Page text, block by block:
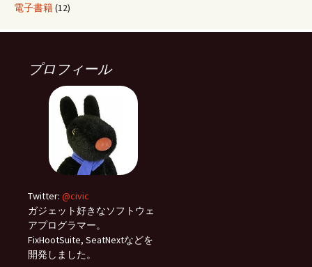
電子書籍(12)
プロフィール
Twitter: @civic
ガジェット好きなソフトウェ
アプログラマー。
FixHootSuite, SeatNextなどを
開発しました。